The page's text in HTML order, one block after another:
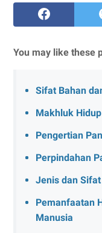
You may like these
Sifat Bahan
Makhluk
Pengertian
Perpindahan
Jenis dan Sifat
Pemanfaatan
Manusia